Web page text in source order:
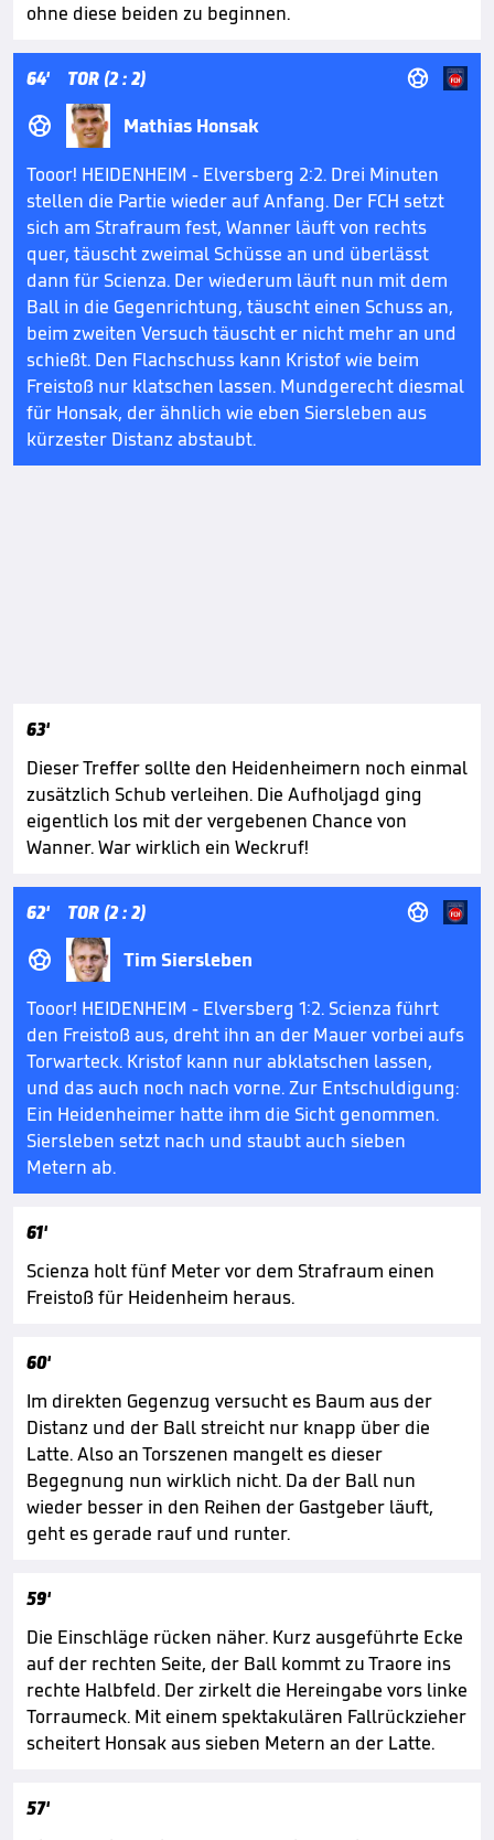
ohne diese beiden zu beginnen.
64' TOR (2 : 2) 

Mathias Honsak
Tooor! HEIDENHEIM - Elversberg 2:2. Drei Minuten
stellen die Partie wieder auf Anfang. Der FCH setzt
sich am Strafraum fest, Wanner läuft von rechts
quer, täuscht zweimal Schüsse an und überlässt
dann für Scienza. Der wiederum läuft nun mit dem
Ball in die Gegenrichtung, täuscht einen Schuss an,
beim zweiten Versuch täuscht er nicht mehr an und
schießt. Den Flachschuss kann Kristof wie beim
Freistoß nur klatschen lassen. Mundgerecht diesmal
für Honsak, der ähnlich wie eben Siersleben aus
kürzester Distanz abstaubt.
63'
Dieser Treffer sollte den Heidenheimern noch einmal
zusätzlich Schub verleihen. Die Aufholjagd ging
eigentlich los mit der vergebenen Chance von
Wanner. War wirklich ein Weckruf!
62' TOR (2 : 2) 

Tim Siersleben
Tooor! HEIDENHEIM - Elversberg 1:2. Scienza führt
den Freistoß aus, dreht ihn an der Mauer vorbei aufs
Torwarteck. Kristof kann nur abklatschen lassen,
und das auch noch nach vorne. Zur Entschuldigung:
Ein Heidenheimer hatte ihm die Sicht genommen.
Siersleben setzt nach und staubt auch sieben
Metern ab.
61'
Scienza holt fünf Meter vor dem Strafraum einen
Freistoß für Heidenheim heraus.
60'
Im direkten Gegenzug versucht es Baum aus der
Distanz und der Ball streicht nur knapp über die
Latte. Also an Torszenen mangelt es dieser
Begegnung nun wirklich nicht. Da der Ball nun
wieder besser in den Reihen der Gastgeber läuft,
geht es gerade rauf und runter.
59'
Die Einschläge rücken näher. Kurz ausgeführte Ecke
auf der rechten Seite, der Ball kommt zu Traore ins
rechte Halbfeld. Der zirkelt die Hereingabe vors linke
Torraumeck. Mit einem spektakulären Fallrückzieher
scheitert Honsak aus sieben Metern an der Latte.
57'